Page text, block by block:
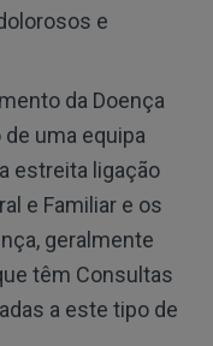
e
da Doença
uma equipa
estreita ligação
e Familiar e os
geralmente
têm Consultas
a este tipo de